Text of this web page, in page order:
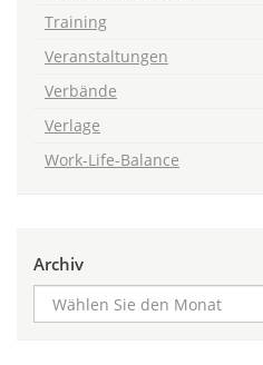
Training
Veranstaltungen
Verbände
Verlage
Work-Life-Balance
Archiv